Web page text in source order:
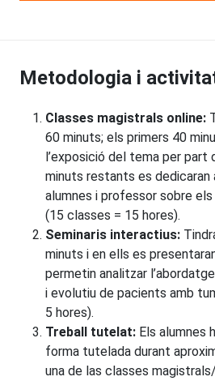
Metodologia i
Classes magistrals online:
60 minuts; els primers 40
l’exposició del tema per
minuts restants es
alumnes i professor sobre
(15 classes = 15 hores).
Seminaris interactius:
minuts i en ells es
permetin analitzar
i evolutiu de pacients amb
5 hores).
Treball tutelat: Els alumnes
forma tutelada durant
una de las classes